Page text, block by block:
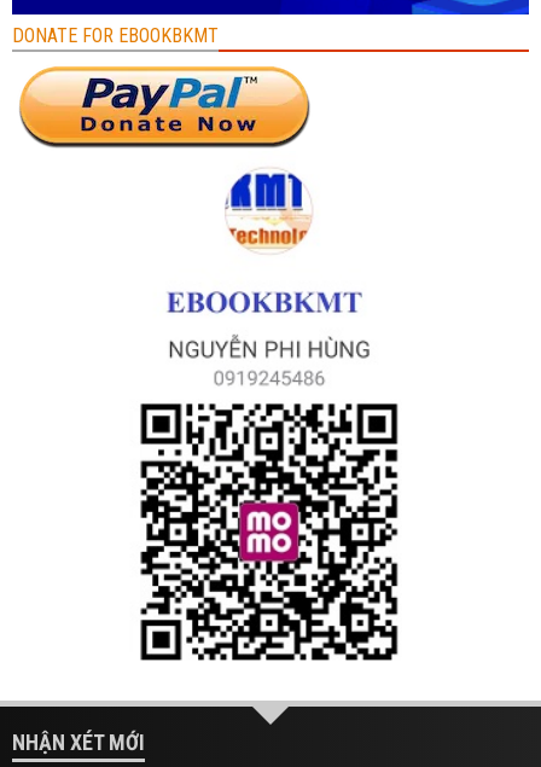
DONATE FOR EBOOKBKMT
NHẬN XÉT MỚI